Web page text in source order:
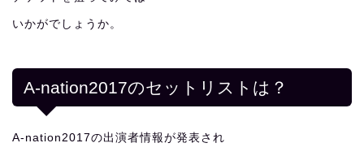
いかがでしょうか。
A-nation2017のセットリストは？
A-nation2017の出演者情報が発表され